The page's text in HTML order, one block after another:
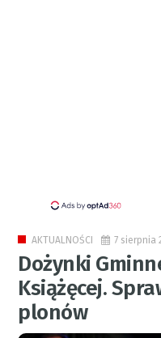
AKTUALNOŚCI 7 sierpnia
Dożynki
Książęcej.
plonów